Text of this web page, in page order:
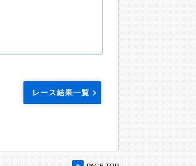
レース結果一覧